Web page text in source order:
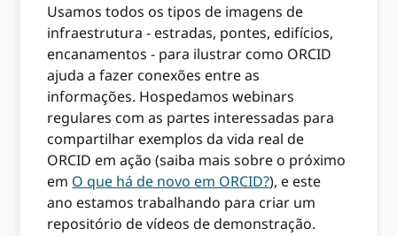
Usamos todos os tipos de imagens de
infraestrutura - estradas, pontes, edifícios,
encanamentos - para ilustrar como ORCID
ajuda a fazer conexões entre as
informações. Hospedamos webinars
regulares com as partes interessadas para
compartilhar exemplos da vida real de
ORCID em ação (saiba mais sobre o próximo
em O que há de novo em ORCID?), e este
ano estamos trabalhando para criar um
repositório de vídeos de demonstração.